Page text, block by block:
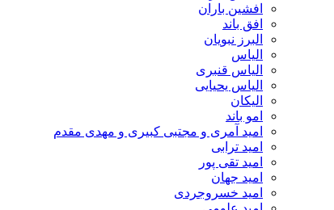
افشین باران
افق باند
البرز نبویان
الیاس
الیاس قنبرى
الیاس یحیایی
الیکان
امو باند
امید آمری و مجتبی کبیری و مهدى مقدم
امید ترابی
امید تقی پور
امید جهان
امید خسروجردی